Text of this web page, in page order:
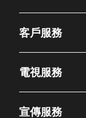
客戶服務
電視服務
宣傳服務